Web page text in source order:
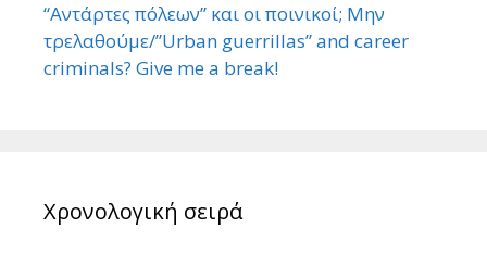
“Αντάρτες πόλεων” και οι ποινικοί; Μην
τρελαθούμε/”Urban guerrillas” and career
criminals? Give me a break!
Χρονολογική σειρά